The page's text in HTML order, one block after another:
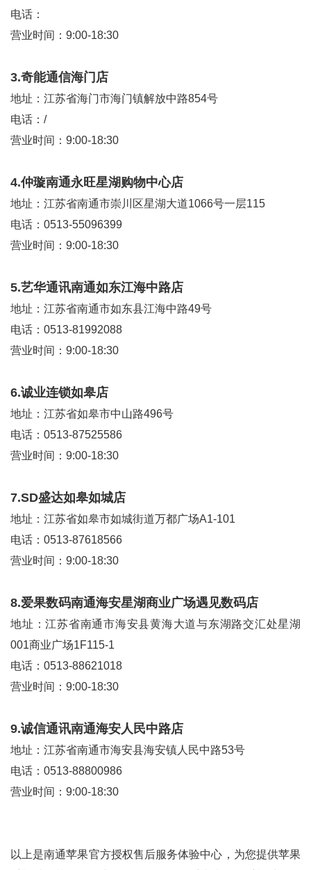
电话：
营业时间：9:00-18:30
3.奇能通信海门店
地址：江苏省海门市海门镇解放中路854号
电话：/
营业时间：9:00-18:30
4.仲璇南通永旺星湖购物中心店
地址：江苏省南通市崇川区星湖大道1066号一层115
电话：0513-55096399
营业时间：9:00-18:30
5.艺华通讯南通如东江海中路店
地址：江苏省南通市如东县江海中路49号
电话：0513-81992088
营业时间：9:00-18:30
6.诚业连锁如皋店
地址：江苏省如皋市中山路496号
电话：0513-87525586
营业时间：9:00-18:30
7.SD盛达如皋如城店
地址：江苏省如皋市如城街道万都广场A1-101
电话：0513-87618566
营业时间：9:00-18:30
8.爱果数码南通海安星湖商业广场遇见数码店
地址：江苏省南通市海安县黄海大道与东湖路交汇处星湖
001商业广场1F115-1
电话：0513-88621018
营业时间：9:00-18:30
9.诚信通讯南通海安人民中路店
地址：江苏省南通市海安县海安镇人民中路53号
电话：0513-88800986
营业时间：9:00-18:30
以上是南通苹果官方授权售后服务体验中心，为您提供苹果